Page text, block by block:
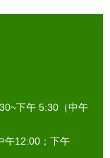
下午 5:30（中午
午12:00；下午